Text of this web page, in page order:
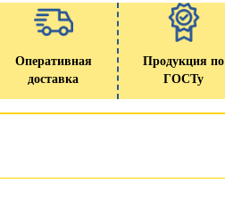
Оперативная
доставка
Продукция по
ГОСТу